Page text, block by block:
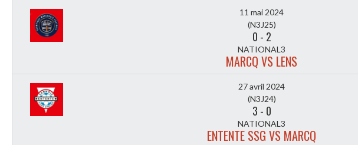
11 mai 2024
(N3J25)
0 - 2
NATIONAL3
MARCQ VS LENS
27 avril 2024
(N3J24)
3 - 0
NATIONAL3
ENTENTE SSG VS MARCQ